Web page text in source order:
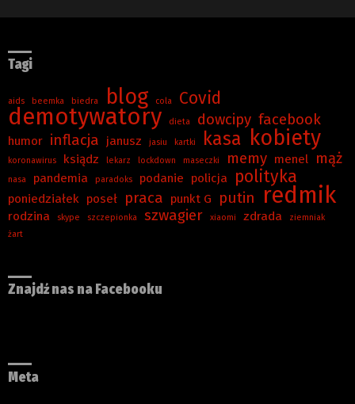
Tagi
aids beemka biedra blog cola Covid
demotywatory dieta dowcipy facebook
humor inflacja janusz jasiu kartki kasa kobiety
koronawirus ksiądz lekarz lockdown maseczki memy menel mąż
nasa pandemia paradoks podanie policja polityka
poniedziałek poseł praca punkt G putin redmik
rodzina skype szczepionka szwagier xiaomi zdrada
ziemniak
żart
Znajdź nas na Facebooku
Meta